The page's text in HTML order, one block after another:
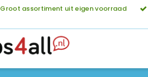
Groot assortiment uit eigen voorraad